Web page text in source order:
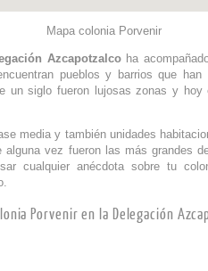
Mapa colonia Porvenir
Azcapotzalcoha
pueblos y barrios que
un siglo fueron lujosas zonas y
media y también unidades
vez fueron las más grandes
cualquier anécdota sobre tu
Porvenir en la Delegación